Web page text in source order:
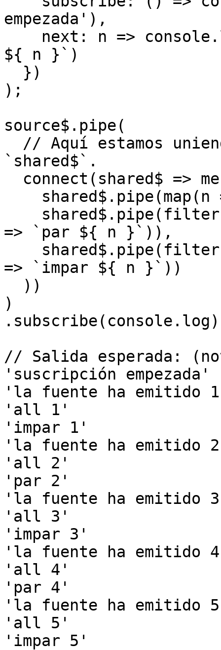
empezada'),
${ n }`)
);
source$.pipe(
`shared$`.
=> `par ${ n }`)),
=> `impar ${ n }`))
)
// Salida esperada:
'suscripción empezada'
'la fuente ha emitido
'all 1'
'impar 1'
'la fuente ha emitido
'all 2'
'par 2'
'la fuente ha emitido
'all 3'
'impar 3'
'la fuente ha emitido
'all 4'
'par 4'
'la fuente ha emitido
'all 5'
'impar 5'